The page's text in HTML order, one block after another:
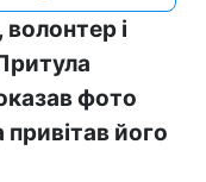
і
фото
його